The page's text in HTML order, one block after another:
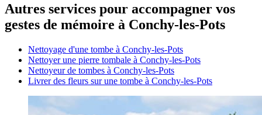
Autres services pour accompagner vos
gestes de mémoire à Conchy-les-Pots
Nettoyage d'une tombe à Conchy-les-Pots
Nettoyer une pierre tombale à Conchy-les-Pots
Nettoyeur de tombes à Conchy-les-Pots
Livrer des fleurs sur une tombe à Conchy-les-Pots